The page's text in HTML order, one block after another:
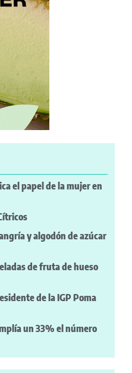
el papel de la mujer en
y algodón de azúcar
de fruta de hueso
de la IGP Poma
un 33% el número